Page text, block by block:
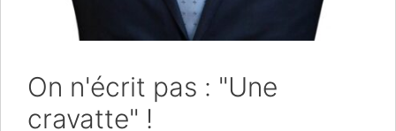
On n'écrit pas : "Une
cravatte" !